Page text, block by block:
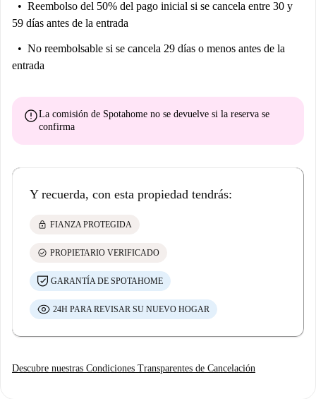
Reembolso del 50% del pago inicial si se cancela entre 30 y
59 días antes de la entrada
No reembolsable si se cancela 29 días o menos antes de la
entrada
errorLa comisión de Spotahome no se devuelve si la reserva se
confirma
Y recuerda, con esta propiedad tendrás:
lock FIANZA PROTEGIDA
check_circle PROPIETARIO VERIFICADO
GARANTÍA DE SPOTAHOME
24H PARA REVISAR SU NUEVO HOGAR
Descubre nuestras Condiciones Transparentes de Cancelación